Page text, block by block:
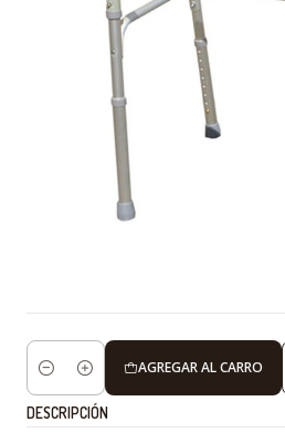
Cantidad
AGREGAR AL CARRO
DESCRIPCIÓN